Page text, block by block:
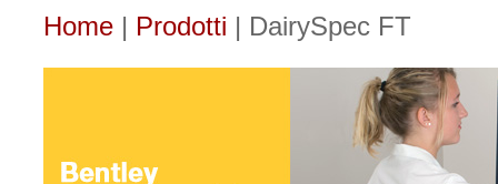
Home | Prodotti | DairySpec FT